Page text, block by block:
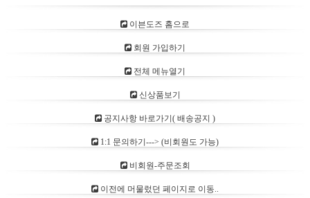
이븐도즈 홈으로
회원 가입하기
전체 메뉴열기
신상품보기
공지사항 바로가기( 배송공지 )
1:1 문의하기---> (비회원도 가능)
비회원-주문조회
이전에 머물렀던 페이지로 이동..